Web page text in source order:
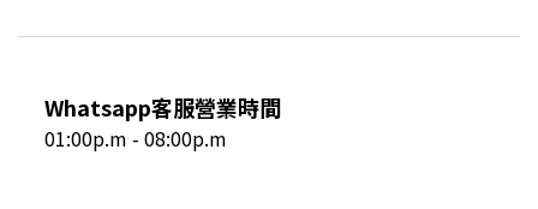
Whatsapp客服營業時間
01:00p.m - 08:00p.m